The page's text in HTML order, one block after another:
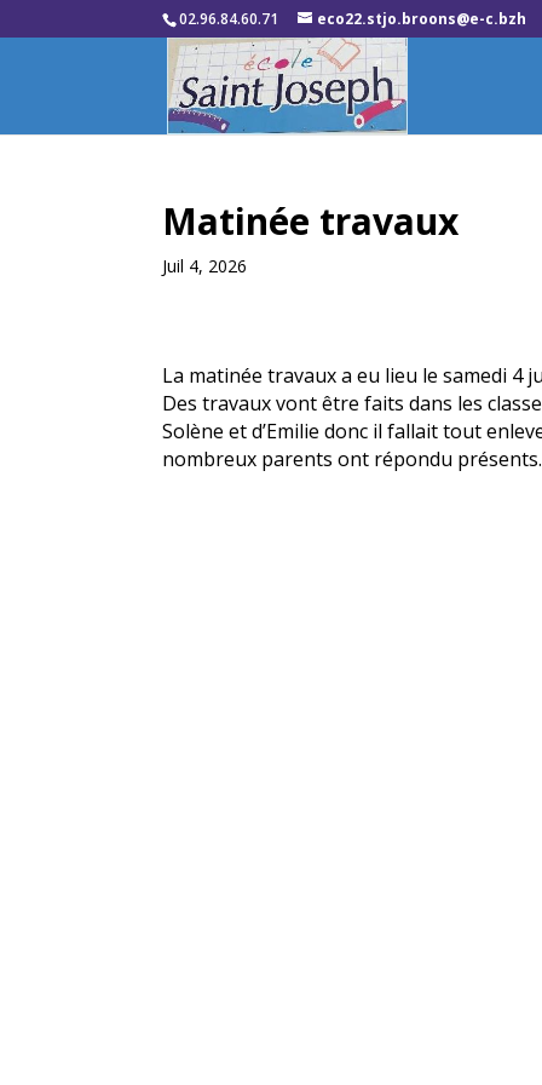
02.96.84.60.71 eco22.stjo.broons@e-c.bzh
Matinée travaux
Juil 4, 2026
La matinée travaux a eu lieu le samedi 4
Des travaux vont être faits dans les
Solène et d’Emilie donc il fallait tout
nombreux parents ont répondu présents.